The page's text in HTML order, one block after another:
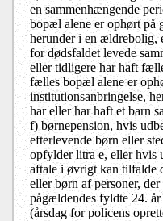
en sammenhængende
bopæl alene er ophørt på
herunder i en ældrebolig,
for dødsfaldet levede
eller tidligere har haft
fælles bopæl alene er
institutionsanbringelse,
har eller har haft et barn
f) børnepension, hvis
efterlevende børn eller
opfylder litra e, eller hvis
aftale i øvrigt kan tilfalde
eller børn af personer,
pågældendes fyldte 24.
(årsdag for policens